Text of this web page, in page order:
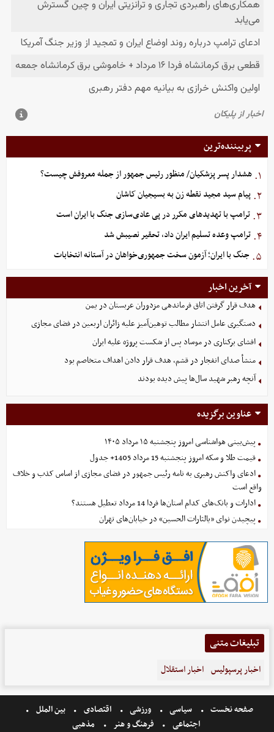
پربیننده‌ترین
۱. هشدار پسر پزشکیان/ منظور رئیس جمهور از جمله معروفش چیست؟
۲. پیام سید مجید نقطه زن به بسیجیان کاشان
۳. ترامپ با تهدیدهای مکرر در پی عادی‌سازی جنگ با ایران است
۴. ترامپ وعده تسلیم ایران داد، تحقیر نصیبش شد
۵. جنگ با ایران؛ آزمون سخت جمهوری‌خواهان در آستانه انتخابات
آخرین اخبار
هدف قرار گرفتن اتاق‌ فرماندهی مزدوران عربستان در یمن
دستگیری عامل انتشار مطالب توهین‌آمیز علیه زائران اربعین در فضای مجازی
افشای برکناری در موساد پس از شکست پروژه علیه ایران
منشأ صدای انفجار در قشم، هدف قرار دادن اهداف متخاصم بود
آنچه رهبر شهید سال‌ها پیش دیده بودند
عناوین برگزیده
پیش‌بینی هواشناسی امروز پنجشنبه ۱۵ مرداد ۱۴۰۵
قیمت طلا و سکه امروز پنجشنبه 15 مرداد 1405+ جدول
ادعای واکنش رهبری به نامه رئیس جمهور در فضای مجازی از اساس کذب و خلاف
واقع است
ادارات و بانک‌های کدام استان‌ها فردا 14 مرداد تعطیل هستند؟
پیچیدن نوای «یالثارات الحسین» در خیابان‌های تهران
تبلیغات متنی
اخبار پرسپولیس اخبار استقلال
صفحه نخست سیاسی ورزشی اقتصادی
بین الملل
اجتماعی
فرهنگ و هنر مذهبی